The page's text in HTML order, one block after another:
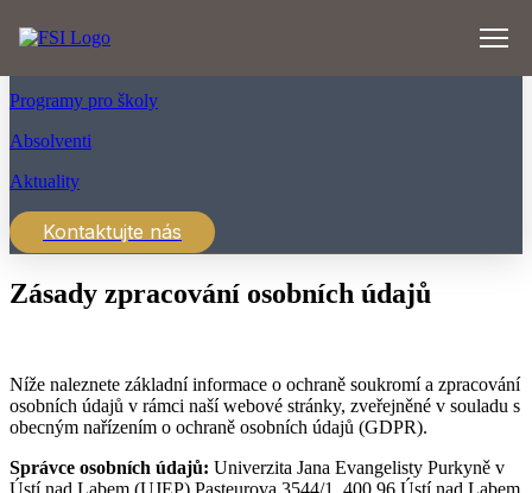
Programy pro školy
Absolventi
Aktuality
Kontaktujte nás
Zásady zpracování osobních údajů
Níže naleznete základní informace o ochraně soukromí a zpracování
osobních údajů v rámci naší webové stránky, zveřejněné v souladu s
obecným nařízením o ochraně osobních údajů (GDPR).
Správce osobních údajů: Univerzita Jana Evangelisty Purkyně v
Ústí nad Labem (UJEP) Pasteurova 3544/1, 400 96 Ústí nad Labem